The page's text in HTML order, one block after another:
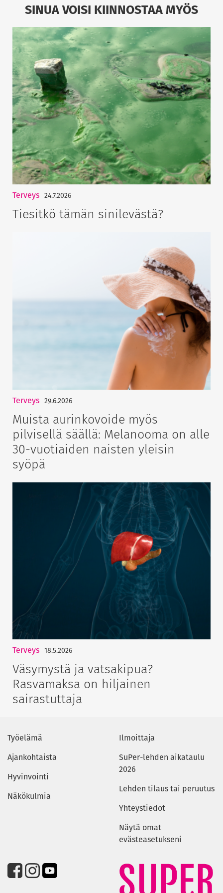
SINUA VOISI KIINNOSTAA MYÖS
Terveys 24.7.2026
Tiesitkö tämän sinilevästä?
Terveys 29.6.2026
Muista aurinkovoide myös
pilvisellä säällä: Melanooma on alle
30-vuotiaiden naisten yleisin
syöpä
Terveys 18.5.2026
Väsymystä ja vatsakipua?
Rasvamaksa on hiljainen
sairastuttaja
Työelämä
Ajankohtaista
Hyvinvointi
Näkökulmia
Ilmoittaja
SuPer-lehden aikataulu
2026
Lehden tilaus tai peruutus
Yhteystiedot
Näytä omat
evästeasetukseni